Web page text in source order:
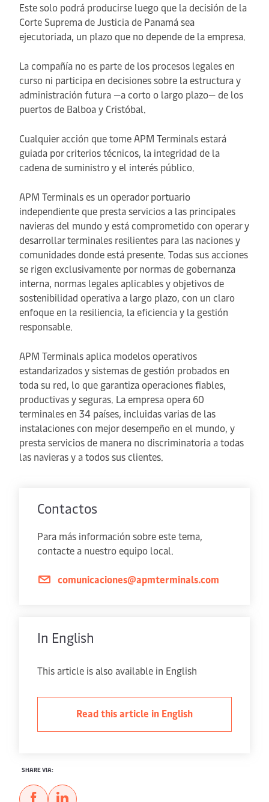
Este solo podrá producirse luego que la decisión de la
Corte Suprema de Justicia de Panamá sea
ejecutoriada, un plazo que no depende de la empresa.
La compañía no es parte de los procesos legales en
curso ni participa en decisiones sobre la estructura y
administración futura —a corto o largo plazo— de los
puertos de Balboa y Cristóbal.
Cualquier acción que tome APM Terminals estará
guiada por criterios técnicos, la integridad de la
cadena de suministro y el interés público.
APM Terminals es un operador portuario
independiente que presta servicios a las principales
navieras del mundo y está comprometido con operar y
desarrollar terminales resilientes para las naciones y
comunidades donde está presente. Todas sus acciones
se rigen exclusivamente por normas de gobernanza
interna, normas legales aplicables y objetivos de
sostenibilidad operativa a largo plazo, con un claro
enfoque en la resiliencia, la eficiencia y la gestión
responsable.
APM Terminals aplica modelos operativos
estandarizados y sistemas de gestión probados en
toda su red, lo que garantiza operaciones fiables,
productivas y seguras. La empresa opera 60
terminales en 34 países, incluidas varias de las
instalaciones con mejor desempeño en el mundo, y
presta servicios de manera no discriminatoria a todas
las navieras y a todos sus clientes.
Contactos
Para más información sobre este tema,
contacte a nuestro equipo local.
comunicaciones@apmterminals.com
In English
This article is also available in English
Read this article in English
SHARE VIA: